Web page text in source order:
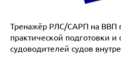
Тренажёр РЛС/САРП на ВВП
практической подготовки и
судоводителей судов